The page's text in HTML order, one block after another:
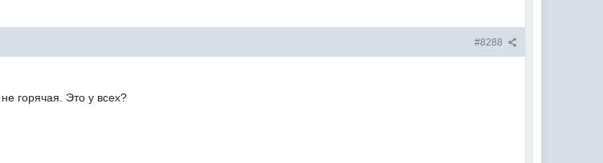
#8288
горячая. Это у всех?